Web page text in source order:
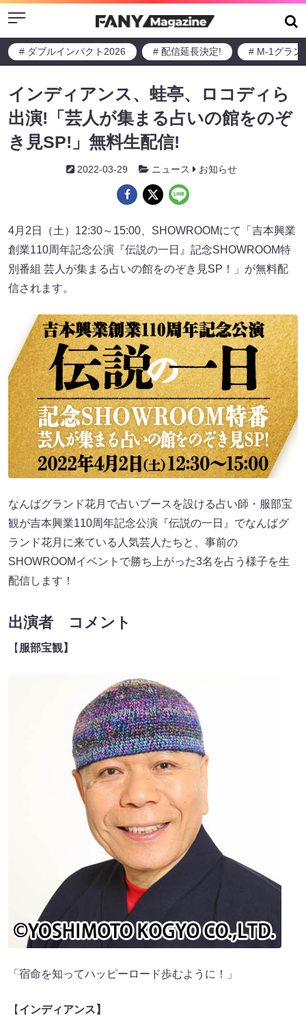
Menu
# ダブルインパクト2026 # 配信延長決定! # M-1グラン
インディアンス、蛙亭、ロコディら
出演!「芸人が集まる占いの館をのぞ
き見SP!」無料生配信!
2022-03-29 ニュース お知らせ
4月2日（土）12:30～15:00、SHOWROOMにて「吉本興業
創業110周年記念公演『伝説の一日』記念SHOWROOM特
別番組 芸人が集まる占いの館をのぞき見SP！」が無料配
信されます。
なんばグランド花月で占いブースを設ける占い師・服部宝
観が吉本興業110周年記念公演『伝説の一日』でなんばグ
ランド花月に来ている人気芸人たちと、事前の
SHOWROOMイベントで勝ち上がった3名を占う様子を生
配信します！
出演者 コメント
【 服部宝観】
「宿命を知ってハッピーロード歩むように！」
【 インディアンス】